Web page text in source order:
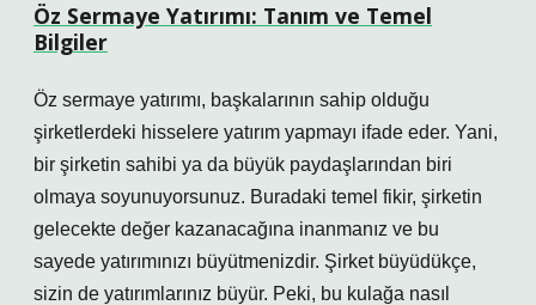
Öz Sermaye Yatırımı: Tanım ve Temel
Bilgiler
Öz sermaye yatırımı, başkalarının sahip olduğu
şirketlerdeki hisselere yatırım yapmayı ifade eder. Yani,
bir şirketin sahibi ya da büyük paydaşlarından biri
olmaya soyunuyorsunuz. Buradaki temel fikir, şirketin
gelecekte değer kazanacağına inanmanız ve bu
sayede yatırımınızı büyütmenizdir. Şirket büyüdükçe,
sizin de yatırımlarınız büyür. Peki, bu kulağa nasıl